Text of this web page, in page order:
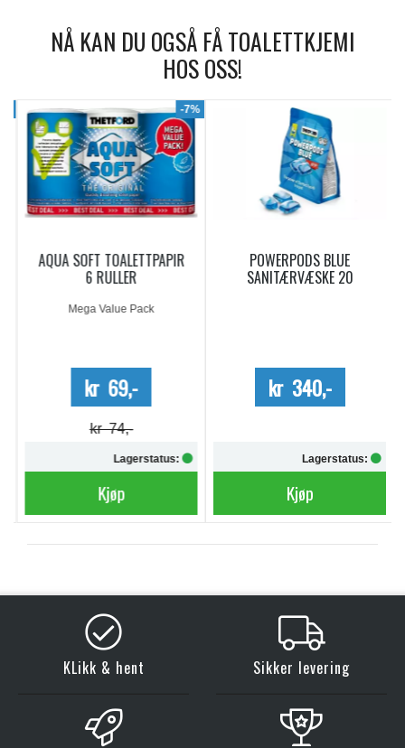
NÅ KAN DU OGSÅ FÅ TOALETTKJEMI
HOS OSS!
-7%
AQUA SOFT TOALETTPAPIR
6 RULLER
Mega Value Pack
kr 69,-
kr 74,-
Lagerstatus:
Kjøp
POWERPODS BLUE
SANITÆRVÆSKE 20
kr 340,-
Lagerstatus:
Kjøp
KLikk & hent Sikker levering